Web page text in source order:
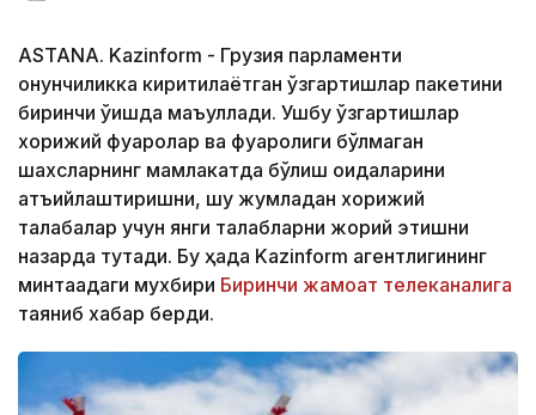
ASTANA. Kazinform - Грузия парламенти
қонунчиликка киритилаётган ўзгартишлар пакетини
биринчи ўқишда маъқуллади. Ушбу ўзгартишлар
хорижий фуқаролар ва фуқаролиги бўлмаган
шахсларнинг мамлакатда бўлиш қоидаларини
қатъийлаштиришни, шу жумладан хорижий
талабалар учун янги талабларни жорий этишни
назарда тутади. Бу ҳақда Kazinform агентлигининг
минтақадаги мухбири Биринчи жамоат телеканалига
таяниб хабар берди.